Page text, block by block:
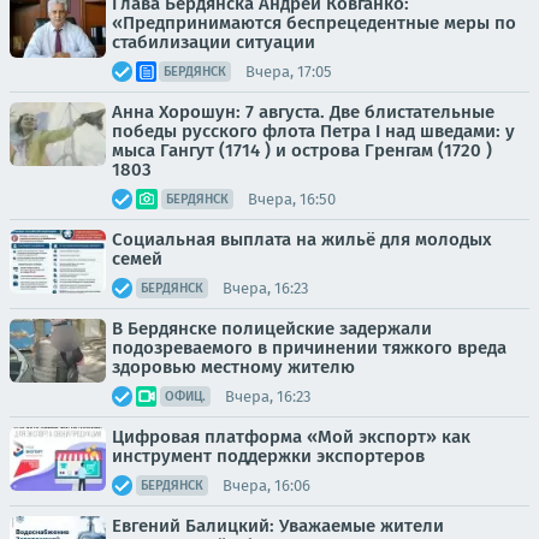
«Предпринимаются беспрецедентные меры по
стабилизации ситуации
БЕРДЯНСК Вчера, 17:05
Анна Хорошун: 7 августа. Две блистательные
победы русского флота Петра I над шведами: у
мыса Гангут (1714 ) и острова Гренгам (1720 )
1803
БЕРДЯНСК Вчера, 16:50
Социальная выплата на жильё для молодых
семей
БЕРДЯНСК Вчера, 16:23
В Бердянске полицейские задержали
подозреваемого в причинении тяжкого вреда
здоровью местному жителю
ОФИЦ. Вчера, 16:23
Цифровая платформа «Мой экспорт» как
инструмент поддержки экспортеров
БЕРДЯНСК Вчера, 16:06
Евгений Балицкий: Уважаемые жители